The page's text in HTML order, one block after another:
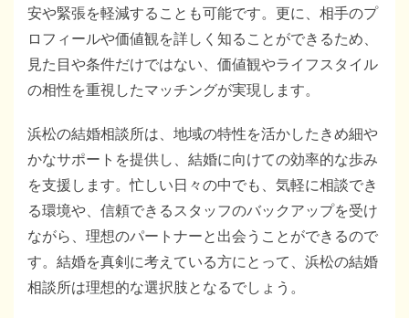
安や緊張を軽減することも可能です。更に、相手のプ
ロフィールや価値観を詳しく知ることができるため、
見た目や条件だけではない、価値観やライフスタイル
の相性を重視したマッチングが実現します。
浜松の結婚相談所は、地域の特性を活かしたきめ細や
かなサポートを提供し、結婚に向けての効率的な歩み
を支援します。忙しい日々の中でも、気軽に相談でき
る環境や、信頼できるスタッフのバックアップを受け
ながら、理想のパートナーと出会うことができるので
す。結婚を真剣に考えている方にとって、浜松の結婚
相談所は理想的な選択肢となるでしょう。